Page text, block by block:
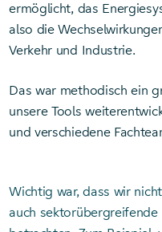
ermöglicht, das
also die
Verkehr und Industrie.
Das war methodisch ein
unsere Tools
und verschiedene
Wichtig war, dass wir
auch sektorübergreifende